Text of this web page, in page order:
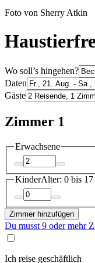
Foto von Sherry Atkin
Wo soll’s hingehen?
Daten
Gäste
Zimmer 1
Erwachsene
KinderAlter: 0 bis 17
Zimmer hinzufügen
Du musst 9 oder mehr
Ich reise geschäftlich